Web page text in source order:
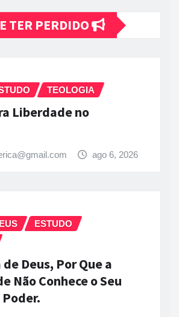
TER PERDIDO
TEOLOGIA
Liberdade no
ago 6, 2026
ESTUDO
Deus, Por Que a
Não Conhece o Seu